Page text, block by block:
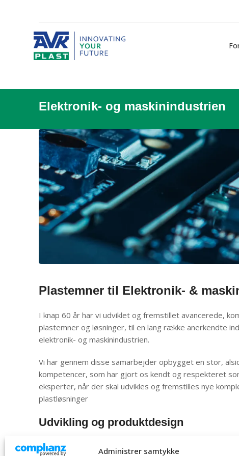
Administrer samtykke
Elektronik- og maskinindustrien
Plastemner til Elektronik- &
I knap 60 år har vi udviklet og fremstillet avancerede,
plastemner og løsninger, til en lang række anerkendte
elektronik- og maskinindustrien.
Vi har gennem disse samarbejder opbygget en stor,
kompetencer, som har gjort os kendt og respekteret
eksperter, når der skal udvikles og fremstilles nye
plastløsninger
Udvikling og produktdesign
Udvikling af det optimale produktdesign, og valg af det